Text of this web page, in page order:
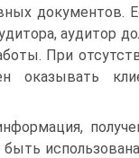
документов.
аудитор
При
оказывать